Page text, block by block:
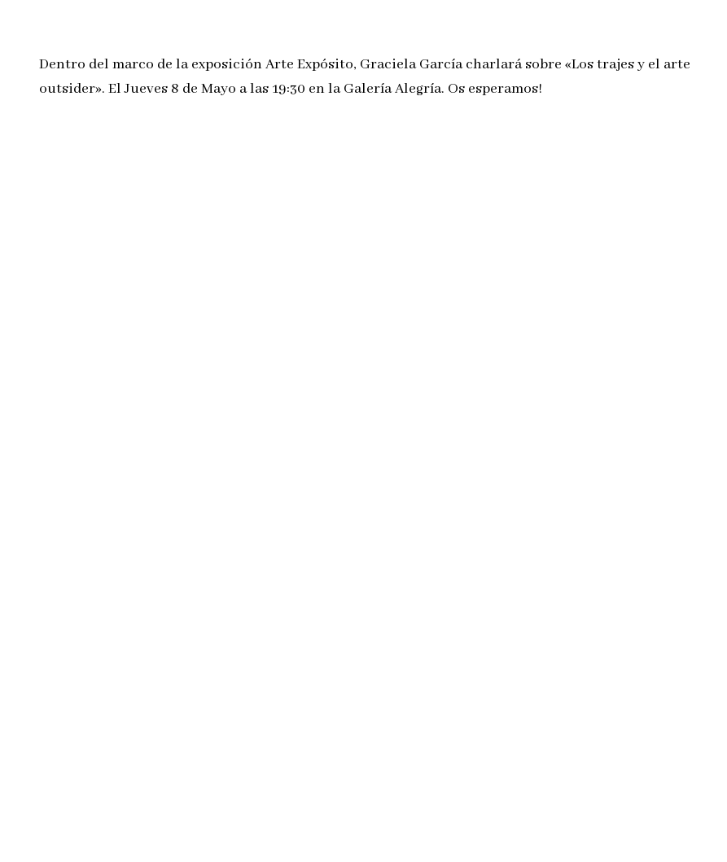
Dentro del marco de la exposición Arte Expósito, Graciela García charlará sobre «Los trajes y el arte
outsider». El Jueves 8 de Mayo a las 19:30 en la Galería Alegría. Os esperamos!